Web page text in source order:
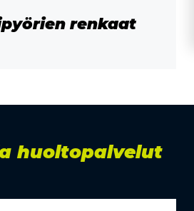
renkaat
huoltopalvelut